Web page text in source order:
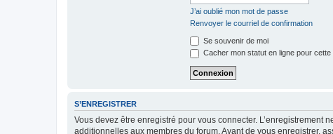
J’ai oublié mon mot de passe
Renvoyer le courriel de confirmation
Se souvenir de moi
Cacher mon statut en ligne pour
S’ENREGISTRER
Vous devez être enregistré pour vous connecter.
additionnelles aux membres du forum. Avant de vous enregistrer,